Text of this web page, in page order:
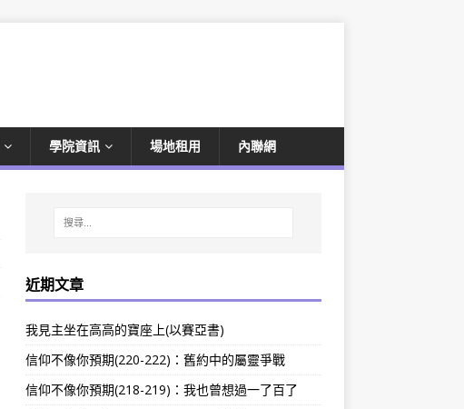
學院資訊 場地租用 內聯網
近期文章
我見主坐在高高的寶座上(以賽亞書)
信仰不像你預期(220-222)：舊約中的屬靈爭戰
信仰不像你預期(218-219)：我也曾想過一了百了